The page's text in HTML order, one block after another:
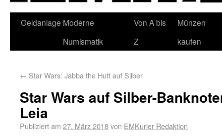
Geldanlage Moderne
Numismatik
Von A bis
Z
Münzen
kaufen
← Star Wars: Jabba the Hutt auf Silber
Star Wars auf Silber-
Leia
Publiziert am 27. März 2018von EMKurier Redaktion